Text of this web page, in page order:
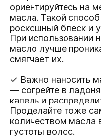
ориентируйтесь на
масла. Такой
роскошный блеск и
При использовании
масло лучше
смягчает их.
✓ Важно наносить
— согрейте в
капель и
Проделайте тоже
количеством масла
густоты волос.